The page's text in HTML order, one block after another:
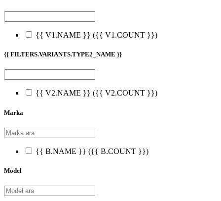
{{ V1.NAME }} ({{ V1.COUNT }})
{{ FILTERS.VARIANTS.TYPE2_NAME }}
{{ V2.NAME }} ({{ V2.COUNT }})
Marka
{{ B.NAME }} ({{ B.COUNT }})
Model